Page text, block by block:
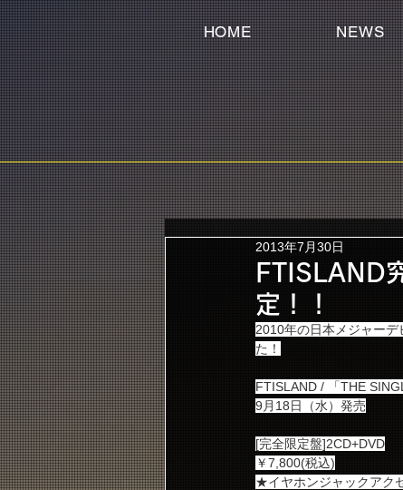
HOME NEWS
FTISLAND
定！！
2013年7月30日
2010年の日本メジャー
た！
FTISLAND / 「THE
9月18日（水）発売
[完全限定盤]2CD+DVD
￥7,800(税込)
★イヤホンジャックアク